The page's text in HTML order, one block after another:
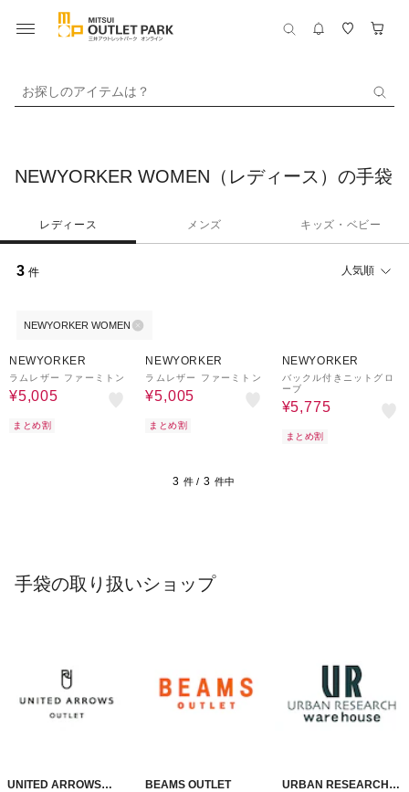
お探しのアイテムは？
NEWYORKER WOMEN（レディース）の手袋
レディース メンズ キッズ・ベビー
3 件 人気順
NEWYORKER WOMEN
NEWYORKER
ラムレザー ファーミトン
¥5,005
まとめ割
NEWYORKER
ラムレザー ファーミトン
¥5,005
まとめ割
NEWYORKER
バックル付きニットグロ
ーブ
¥5,775
まとめ割
3 件 / 3 件中
手袋の取り扱いショップ
UNITED ARROWS
BEAMS OUTLET
URBAN RESEARCH